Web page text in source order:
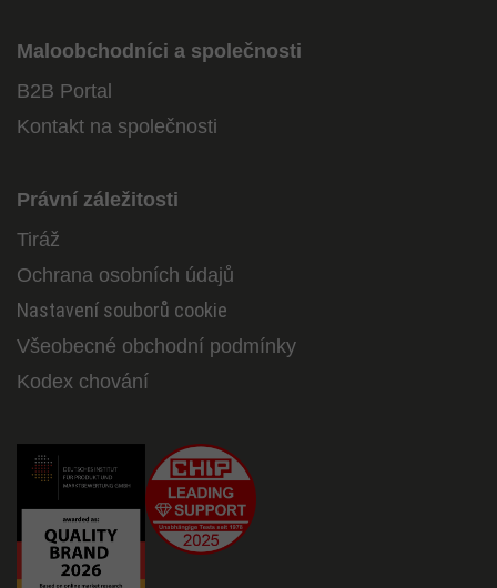
Maloobchodníci a společnosti
B2B Portal
Kontakt na společnosti
Právní záležitosti
Tiráž
Ochrana osobních údajů
Nastavení souborů cookie
Všeobecné obchodní podmínky
Kodex chování